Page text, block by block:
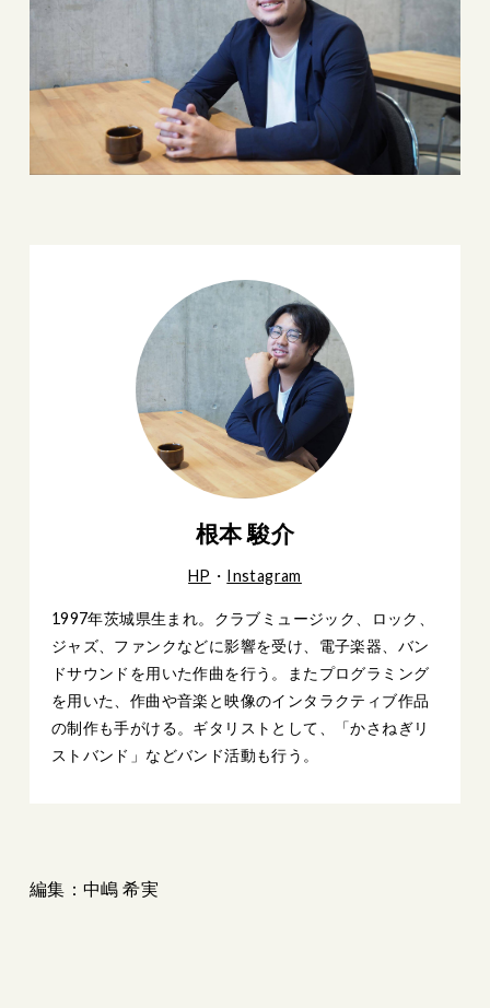
根本 駿介
HP ・ Instagram
1997年茨城県生まれ。クラブミュージック、ロック、
ジャズ、ファンクなどに影響を受け、電子楽器、バン
ドサウンドを用いた作曲を行う。またプログラミング
を用いた、作曲や音楽と映像のインタラクティブ作品
の制作も手がける。ギタリストとして、「かさねぎリ
ストバンド」などバンド活動も行う。
編集：中嶋 希実